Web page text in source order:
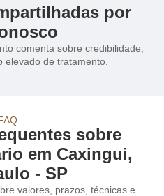
por
comenta sobre credibilidade,
elevado de tratamento.
sobre
em Caxingui,
- SP
valores, prazos, técnicas e